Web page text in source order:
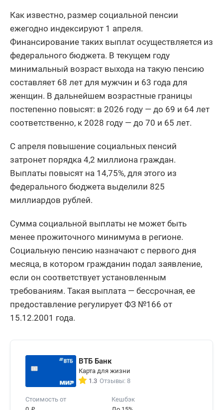
Как известно, размер социальной пенсии
ежегодно индексируют 1 апреля.
Финансирование таких выплат осуществляется из
федерального бюджета. В текущем году
минимальный возраст выхода на такую пенсию
составляет 68 лет для мужчин и 63 года для
женщин. В дальнейшем возрастные границы
постепенно повысят: в 2026 году — до 69 и 64 лет
соответственно, к 2028 году — до 70 и 65 лет.
С апреля повышение социальных пенсий
затронет порядка 4,2 миллиона граждан.
Выплаты повысят на 14,75%, для этого из
федерального бюджета выделили 825
миллиардов рублей.
Сумма социальной выплаты не может быть
менее прожиточного минимума в регионе.
Социальную пенсию назначают с первого дня
месяца, в котором гражданин подал заявление,
если он соответствует установленным
требованиям. Такая выплата — бессрочная, ее
предоставление регулирует ФЗ №166 от
15.12.2001 года.
ВТБ Банк
Карта для жизни
1.3 Отзывы: 8
Стоимость от
Кешбэк